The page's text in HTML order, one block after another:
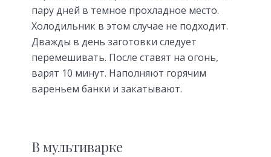
пару дней в темное прохладное место.
Холодильник в этом случае не подходит.
Дважды в день заготовки следует
перемешивать. После ставят на огонь,
варят 10 минут. Наполняют горячим
вареньем банки и закатывают.
В мультиварке